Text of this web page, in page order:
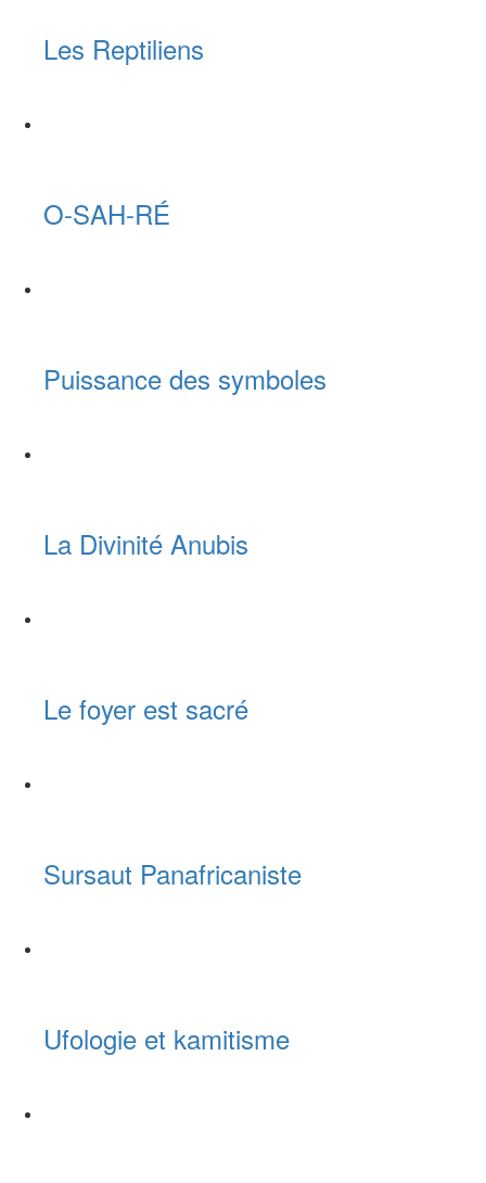
Les Reptiliens
O-SAH-RÉ
Puissance des symboles
La Divinité Anubis
Le foyer est sacré
Sursaut Panafricaniste
Ufologie et kamitisme